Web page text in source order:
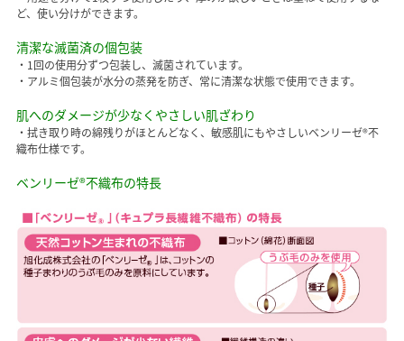
ど、使い分けができます。
清潔な滅菌済の個包装
・1回の使用分ずつ包装し、滅菌されています。
・アルミ個包装が水分の蒸発を防ぎ、常に清潔な状態で使用できます。
肌へのダメージが少なくやさしい肌ざわり
・拭き取り時の綿残りがほとんどなく、敏感肌にもやさしいベンリーゼ®不
織布仕様です。
ベンリーゼ®不織布の特長